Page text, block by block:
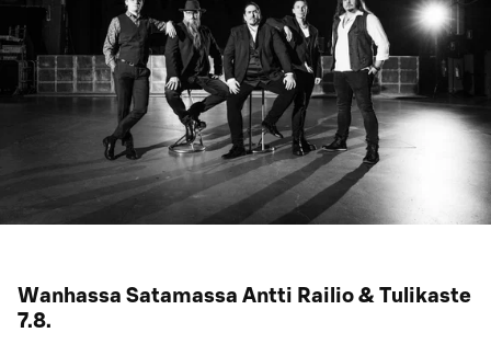
Wanhassa Satamassa Antti Railio & Tulikaste
7.8.